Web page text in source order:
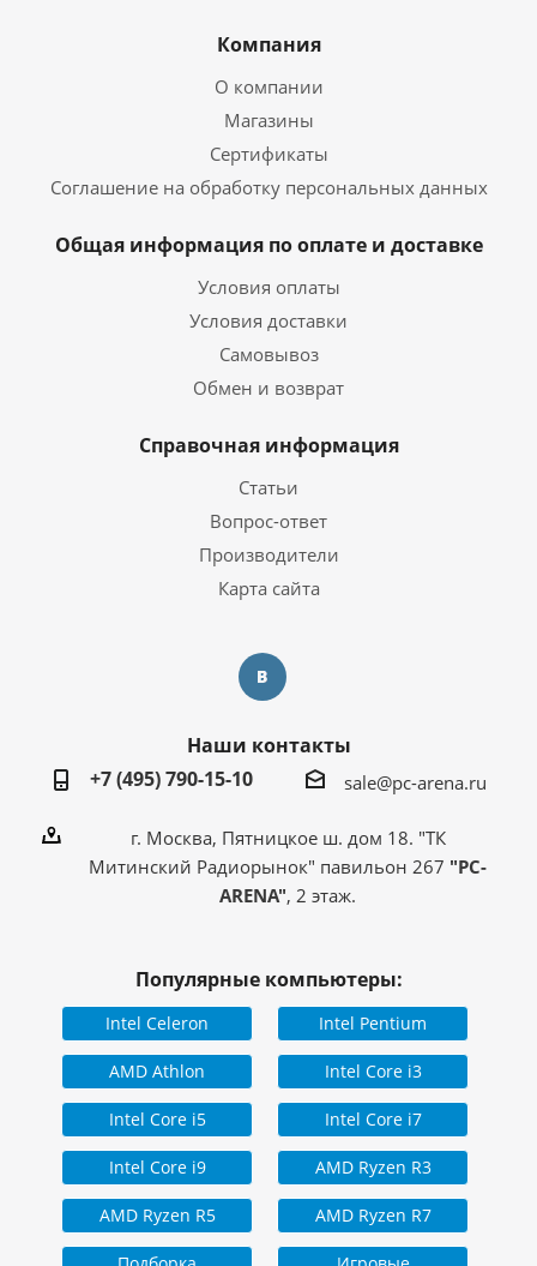
Компания
О компании
Магазины
Сертификаты
Соглашение на обработку персональных данных
Общая информация по оплате и доставке
Условия оплаты
Условия доставки
Самовывоз
Обмен и возврат
Справочная информация
Статьи
Вопрос-ответ
Производители
Карта сайта
Наши контакты
+7 (495) 790-15-10
sale@pc-arena.ru
г. Москва, Пятницкое ш. дом 18. "ТК
Митинский Радиорынок" павильон 267 "PC-
ARENA", 2 этаж.
Популярные компьютеры:
Intel Celeron Intel Pentium
AMD Athlon Intel Core i3
Intel Core i5 Intel Core i7
Intel Core i9 AMD Ryzen R3
AMD Ryzen R5 AMD Ryzen R7